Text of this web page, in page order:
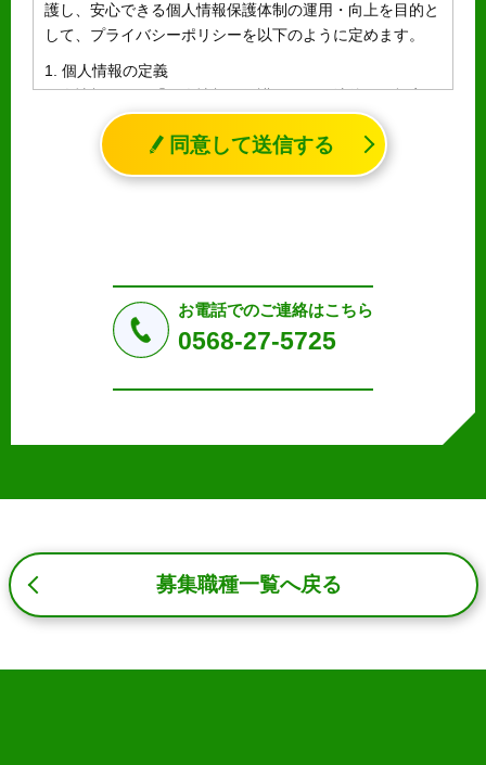
護し、安心できる個人情報保護体制の運用・向上を目的と
して、プライバシーポリシーを以下のように定めます。
1. 個人情報の定義
個人情報とは、「個人情報の保護に関する法律」に規定さ
れる生存する個人に関する情報であって、氏名、生年月日
その他の記述等により特定の個人を識別することができる
情報（個人識別情報）を指します。
a.応募者等からのお問い合わせに対応・管理するため
b.本ウェブサイトにおけるサービスの提供・運用のため
3. プライバシー尊重
4. 法令等の遵守
応募者等の個人情報の取得、利用その他一切の取り扱いに
令、及び本プライバシーポリシーを遵守します。
同意して送信する
お電話でのご連絡はこちら
0568-27-5725
募集職種一覧へ戻る